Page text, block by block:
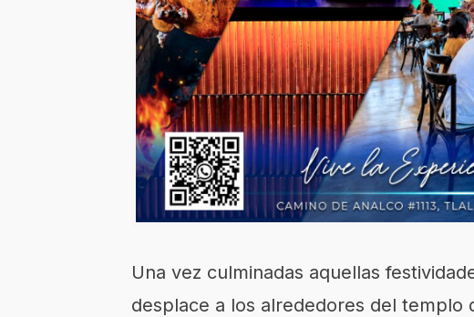
Una vez culminadas aquellas
desplace a los alrededores del templo